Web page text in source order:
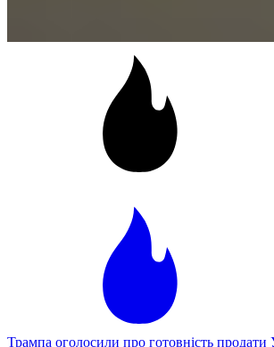
Трампа оголосили про готовність продати